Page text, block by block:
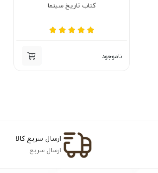
کتاب تاریخ سینما
ناموجود
ارسال سریع کالا
ارسال سریع